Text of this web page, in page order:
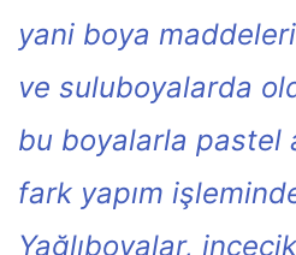
yani boya
ve suluboyalarda
bu boyalarla pastel
fark yapım
Yağlıboyalar,